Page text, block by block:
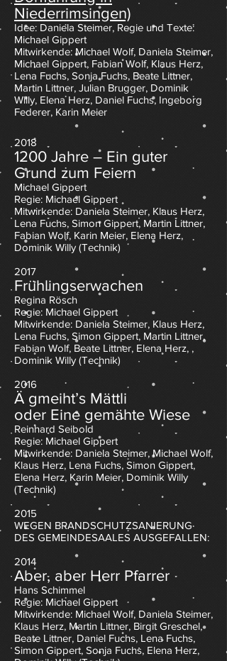
Niederrimsingen)
Idee: Daniela Steimer, Regie und Texte:
Michael Gippert
Mitwirkende: Michael Wolf, Daniela Steimer,
Michael Gippert, Fabian Wolf, Klaus Herz,
Lena Fuchs, Sonja Fuchs, Beate Littner,
Martin Littner, Julian Brugger, Dominik
Willy, Elena Herz, Daniel Fuchs, Ingeborg
Federer, Karin Meier
2018
1200 Jahre – Ein guter
Grund zum Feiern
Michael Gippert
Regie: Michael Gippert
Mitwirkende: Daniela Steimer, Klaus Herz,
Lena Fuchs, Simon Gippert, Martin Littner,
Fabian Wolf, Karin Meier, Elena Herz,
Dominik Willy (Technik)
2017
Frühlingserwachen
Regina Rösch
Regie: Michael Gippert
Mitwirkende: Daniela Steimer, Klaus Herz,
Lena Fuchs, Simon Gippert, Martin Littner,
Fabian Wolf, Beate Littner, Elena Herz, ,
Dominik Willy (Technik)
2016
Ä gmeiht’s Mättli
oder Eine gemähte Wiese
Reinhard Seibold
Regie: Michael Gippert
Mitwirkende: Daniela Steimer, Michael Wolf,
Klaus Herz, Lena Fuchs, Simon Gippert,
Elena Herz, Karin Meier, Dominik Willy
(Technik)
2015
WEGEN BRANDSCHUTZSANIERUNG
DES GEMEINDESAALES AUSGEFALLEN:
2014
Aber, aber Herr Pfarrer
Hans Schimmel
Regie: Michael Gippert
Mitwirkende: Michael Wolf, Daniela Steimer,
Klaus Herz, Martin Littner, Birgit Greschel,
Beate Littner, Daniel Fuchs, Lena Fuchs,
Simon Gippert, Sonja Fuchs, Elena Herz,